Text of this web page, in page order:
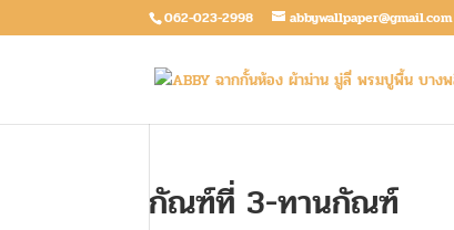
062-023-2998 abbywallpaper@gmail.com
กัณฑ์ที่ 3-ทานกัณฑ์